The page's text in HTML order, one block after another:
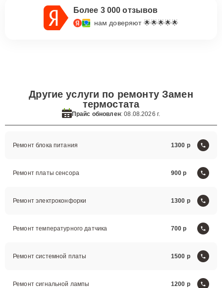
Более 3 000 отзывов
нам доверяют 🌟🌟🌟🌟🌟
Другие услуги по ремонту Замен
термостата
Прайс обновлен: 08.08.2026 г.
Ремонт блока питания 1300
Ремонт платы сенсора 900
Ремонт электроконфорки 1300
Ремонт температурного датчика 700
Ремонт системной платы 1500
Ремонт сигнальной лампы 1200